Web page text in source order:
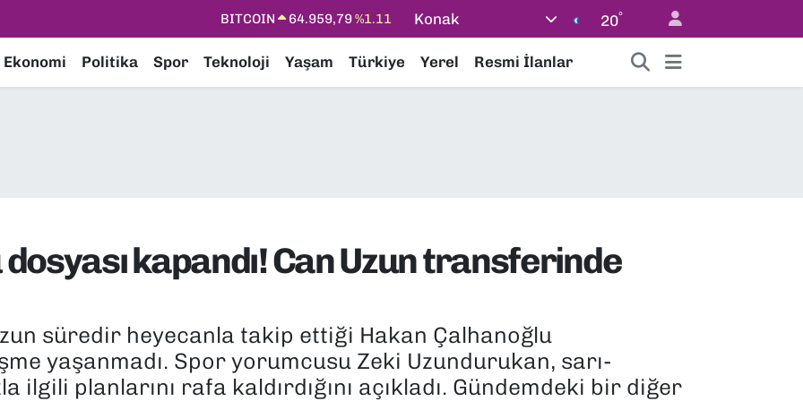
DOLAR 47,7436%0.18
STERLİN
64,4811%0.38
Konak 20°
Ekonomi Politika Spor Teknoloji Yaşam Türkiye Yerel Resmi İlanlar
kapandı! Can Uzun transferinde
süredir heyecanla takip ettiği Hakan Çalhanoğlu
yaşanmadı. Spor yorumcusu Zeki Uzundurukan, sarı-
ilgili planlarını rafa kaldırdığını açıkladı. Gündemdeki bir diğer